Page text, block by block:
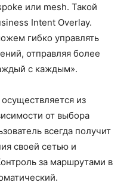
или mesh. Такой
Intent Overlay.
гибко управлять
отправляя более
с каждым».
из
от выбора
всегда получит
своей сетью и
за маршрутами в